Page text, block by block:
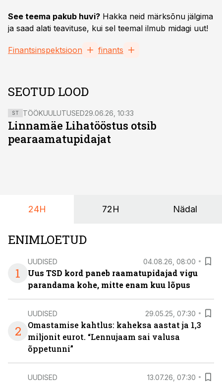
See teema pakub huvi? Hakka neid märksõnu jälgima
ja saad alati teavituse, kui sel teemal ilmub midagi uut!
Finantsinspektsioon finants
SEOTUD LOOD
ST TÖÖKUULUTUSED29.06.26, 10:33
Linnamäe Lihatööstus otsib
pearaamatupidajat
24H 72H Nädal
ENIMLOETUD
1
UUDISED 04.08.26, 08:00
Uus TSD kord paneb raamatupidajad vigu
parandama kohe, mitte enam kuu lõpus
2
UUDISED 29.05.25, 07:30
Omastamise kahtlus: kaheksa aastat ja 1,3
miljonit eurot. “Lennujaam sai valusa
õppetunni”
UUDISED 13.07.26, 07:30